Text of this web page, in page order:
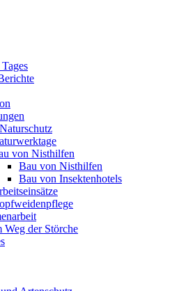
von Nisthilfen
Bau von Nisthilfen
Bau von Insektenhotels
Weg der Störche